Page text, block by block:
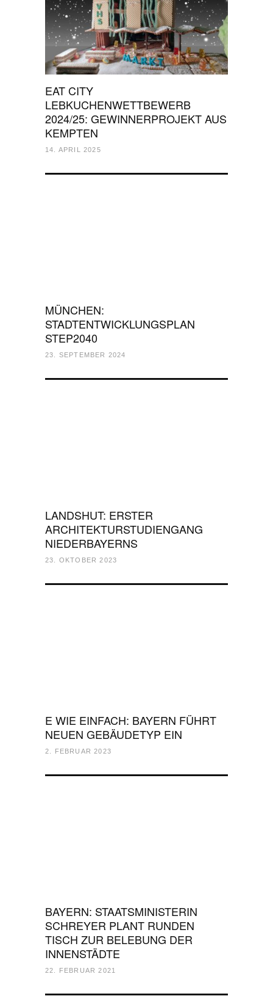
EAT CITY
LEBKUCHENWETTBEWERB
2024/25: GEWINNERPROJEKT AUS
KEMPTEN
14. APRIL 2025
MÜNCHEN:
STADTENTWICKLUNGSPLAN
STEP2040
23. SEPTEMBER 2024
LANDSHUT: ERSTER
ARCHITEKTURSTUDIENGANG
NIEDERBAYERNS
23. OKTOBER 2023
E WIE EINFACH: BAYERN FÜHRT
NEUEN GEBÄUDETYP EIN
2. FEBRUAR 2023
BAYERN: STAATSMINISTERIN
SCHREYER PLANT RUNDEN
TISCH ZUR BELEBUNG DER
INNENSTÄDTE
22. FEBRUAR 2021